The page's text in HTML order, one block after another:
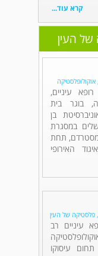
קרא עוד...
של העין
אוקולופלסטיקה
עיניים,
בוגר בית
בן
במסגרת
תחת
האירופי
פלסטיקה של העין
עיניים רב
עיסוקו